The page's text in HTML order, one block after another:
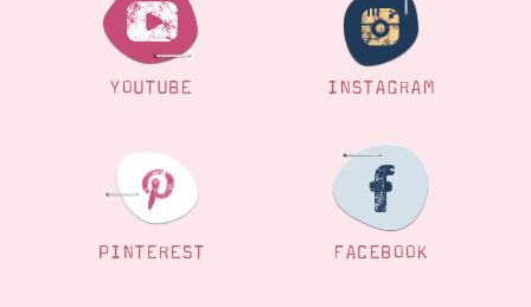
YOUTUBE INSTAGRAM
PINTEREST FACEBOOK